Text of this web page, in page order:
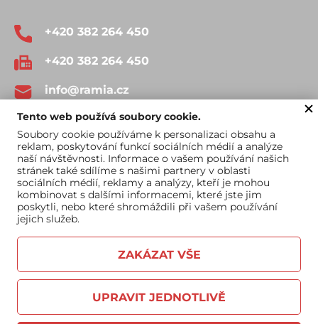
+420 382 264 450
+420 382 264 450
info@ramia.cz
Obchodní podmínky Katalog ke stažení
Tento web používá soubory cookie.
Soubory cookie používáme k personalizaci obsahu a
reklam, poskytování funkcí sociálních médií a analýze
naší návštěvnosti. Informace o vašem používání našich
stránek také sdílíme s našimi partnery v oblasti
sociálních médií, reklamy a analýzy, kteří je mohou
kombinovat s dalšími informacemi, které jste jim
poskytli, nebo které shromáždili při vašem používání
jejich služeb.
ZAKÁZAT VŠE
UPRAVIT JEDNOTLIVĚ